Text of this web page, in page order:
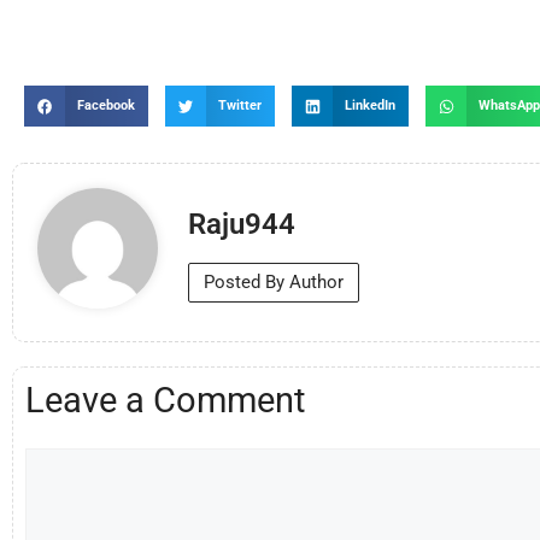
Facebook Twitter LinkedIn WhatsApp
Raju944
Posted By Author
Leave a Comment